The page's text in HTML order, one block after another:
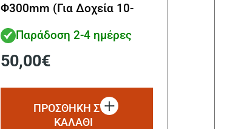
Φ300mm (Για Δοχεία 10-
Παράδοση 2-4 ημέρες
50,00€
ΠΡΟΣΘΗΚΗ ΣΤΟ
ΚΑΛΑΘΙ